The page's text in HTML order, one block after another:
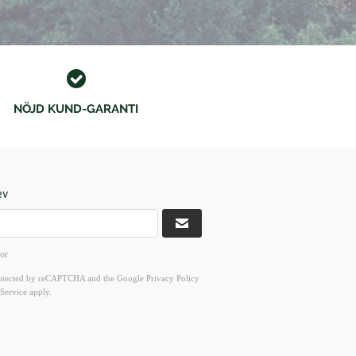
NÖJD KUND-GARANTI
by reCAPTCHA and the Google Privacy Policy
apply.